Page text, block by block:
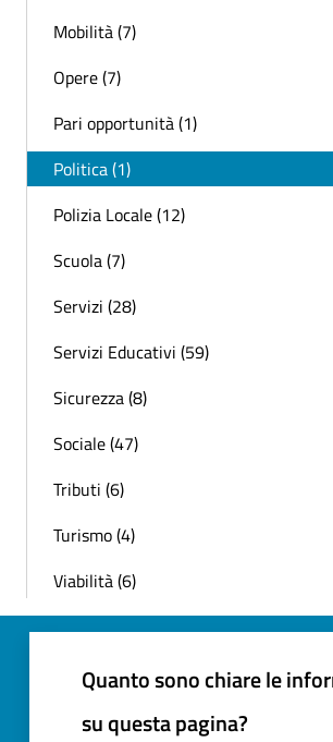
Mobilità (7)
Opere (7)
Pari opportunità (1)
Politica (1)
Polizia Locale (12)
Scuola (7)
Servizi (28)
Servizi Educativi (59)
Sicurezza (8)
Sociale (47)
Tributi (6)
Turismo (4)
Viabilità (6)
Quanto sono chiare le
su questa pagina?